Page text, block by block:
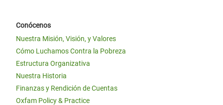
Conócenos
Nuestra Misión, Visión, y Valores
Cómo Luchamos Contra la Pobreza
Estructura Organizativa
Nuestra Historia
Finanzas y Rendición de Cuentas
Oxfam Policy & Practice